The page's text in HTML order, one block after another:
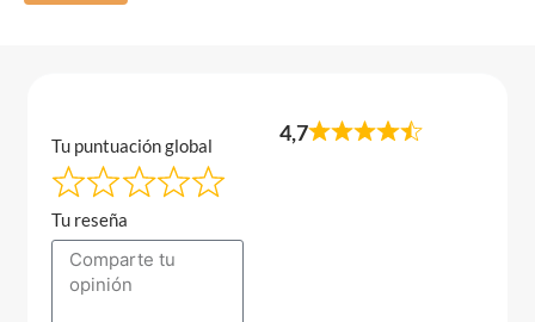
Tu puntuación global
Tu reseña
4,7